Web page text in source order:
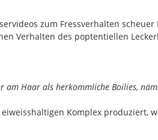
zum Fressverhalten
Verhalten des poptentiellen
am Haar als herkömmliche Boilies,
Komplex produziert,